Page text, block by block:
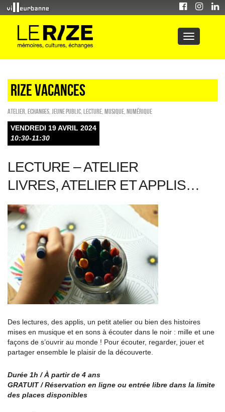
RIZE VACANCES
Atelier ECHANGES Jeune public Lecture Musique Numérique
VENDREDI 19 AVRIL 2024
10:30-11:30
LECTURE – ATELIER
LIVRES, ATELIER ET APPLIS…
Des lectures, des applis, un petit atelier ou bien des histoires
mises en musique et en sons à écouter dans le noir : mille et une
façons de s’ouvrir au monde ! Pour écouter, regarder, jouer et
partager ensemble le plaisir de la découverte.
Durée 1h / À partir de 4 ans
GRATUIT / Réservation en ligne ou entrée libre dans la limite
des places disponibles